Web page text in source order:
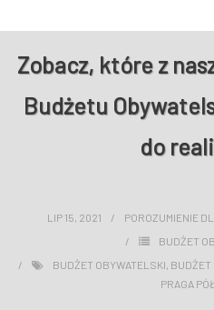
O NAS
RADNI I ZARZĄD DZIELNICY
NASZE DZIAŁANIA
Zobacz, które z
Budżetu
do
LIP 15, 2021 POROZUMIENIE
BUDŻET
BUDŻET OBYWATELSKI, BUDŻET
PRAGA